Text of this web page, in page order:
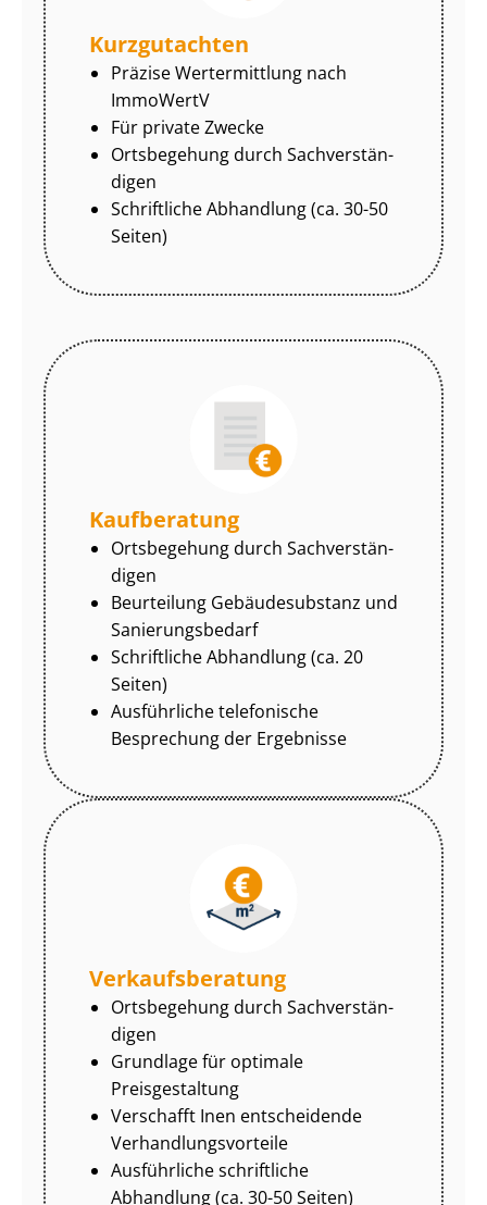
Kurzgutachten
Präzise Wertermittlung nach
ImmoWertV
Für private Zwecke
Ortsbegehung durch Sach­ver­stän­
di­gen
Schriftliche Abhandlung (ca. 30-50
Seiten)
Kaufberatung
Ortsbegehung durch Sach­ver­stän­
di­gen
Beurteilung Gebäudesubstanz und
Sa­nie­rungs­be­darf
Schriftliche Abhandlung (ca. 20
Seiten)
Ausführliche telefonische
Besprechung der Ergebnisse
Ver­kaufs­be­ra­tung
Ortsbegehung durch Sach­ver­stän­
di­gen
Grundlage für optimale
Preisgestaltung
Verschafft Inen entscheidende
Ver­hand­lungs­vor­tei­le
Ausführliche schriftliche
Abhandlung (ca. 30-50 Seiten)